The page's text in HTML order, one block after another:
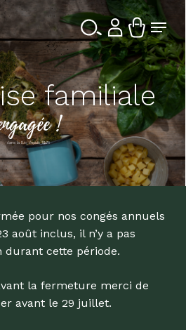
Menu
familiale
!
dans la Bio depuis 1976
pour nos congés annuels
août inclus, il n’y a pas
durant cette période.
la fermeture merci de
avant le 29 juillet.
le
menu